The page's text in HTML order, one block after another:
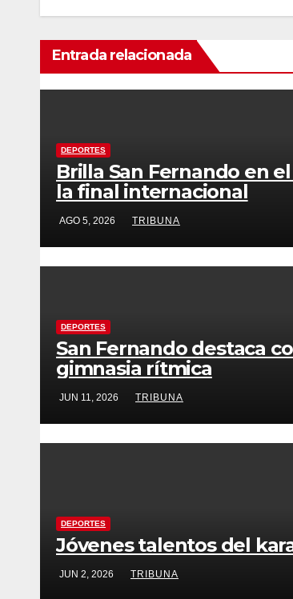
Entrada relacionada
DEPORTES
Brilla San Fernando en
la final internacional
AGO 5, 2026 TRIBUNA
DEPORTES
San Fernando destaca
gimnasia rítmica
JUN 11, 2026 TRIBUNA
DEPORTES
Jóvenes talentos del
JUN 2, 2026 TRIBUNA